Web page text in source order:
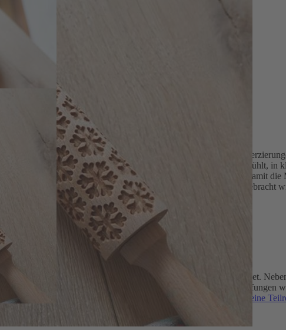
der Teigrolle mit Motiv
Muster in den Teig und sorgt so für deutlich sichtbare
eine scharfe Abbildung des Motivs wird der Teig zunächst gut gekühlt,
die gewünschte Dicke ausgerollt und leicht mit Mehl bestäubt, damit
Glas oder durch Zuschneiden in Quadrate und Rauten in Form gebracht
Buchenholz gefertigt
mit Motiv robust und für vielfältige Anwendungen geeignet.
in der Spülmaschine ist nicht vorgesehen; Teigreste in den
ausreichend Fläche für dekorative Muster. Ergänzend sind eine
kleine
abrunden.